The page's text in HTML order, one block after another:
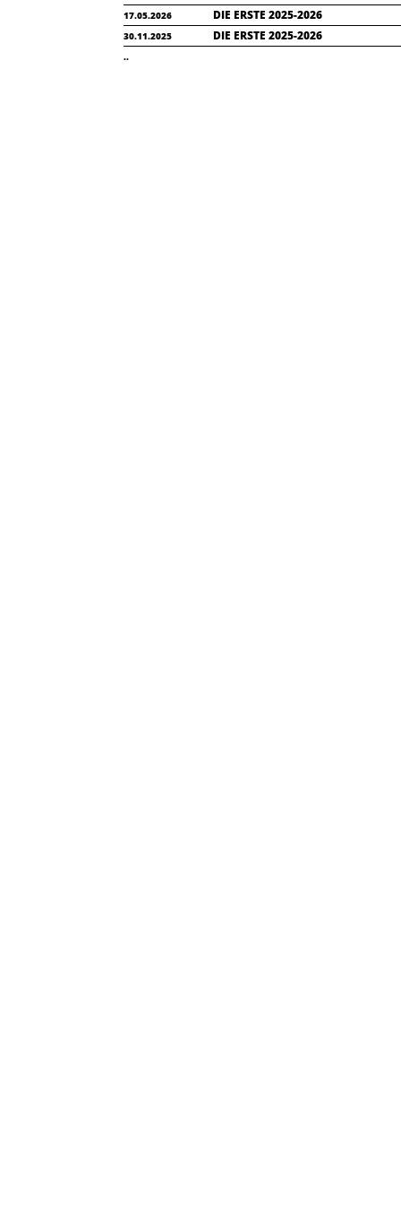
17.05.2026 DIE ERSTE 2025-2026
30.11.2025 DIE ERSTE 2025-2026
..